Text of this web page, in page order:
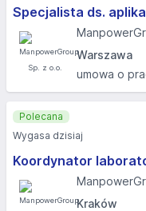
Specjalista ds.
Warszawa
umowa o
Koordynator
Kraków
Polecana
Wygasa dzisiaj